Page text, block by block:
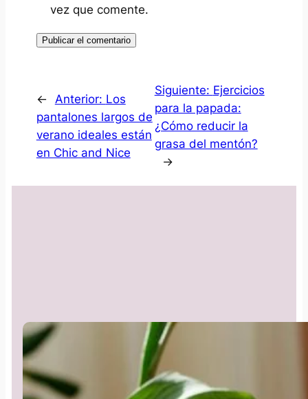
vez que comente.
← Anterior: Los
pantalones largos de
verano ideales están
en Chic and Nice
Siguiente: Ejercicios
para la papada:
¿Cómo reducir la
grasa del mentón?
→